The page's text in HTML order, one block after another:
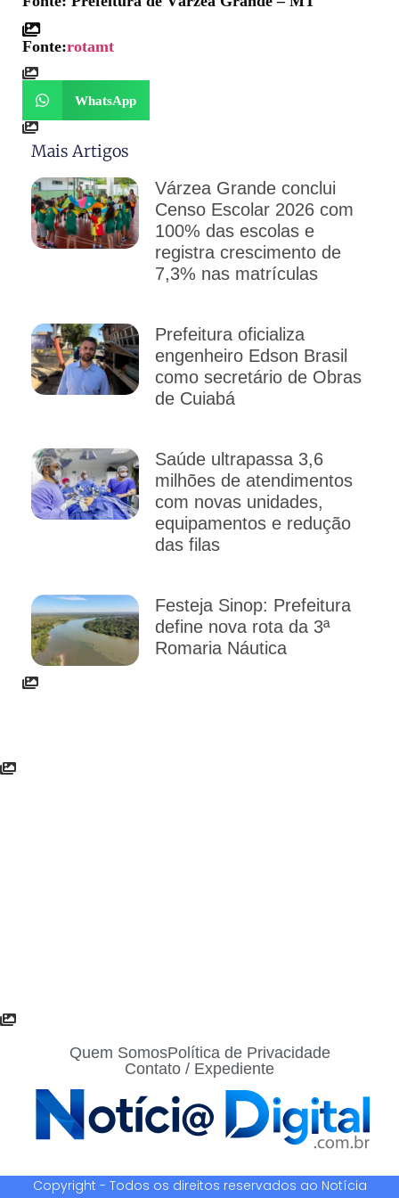
Fonte:rotamt
WhatsApp
Mais Artigos
Várzea Grande conclui
Censo Escolar 2026 com
100% das escolas e
registra crescimento de
7,3% nas matrículas
Prefeitura oficializa
engenheiro Edson Brasil
como secretário de Obras
de Cuiabá
Saúde ultrapassa 3,6
milhões de atendimentos
com novas unidades,
equipamentos e redução
das filas
Festeja Sinop: Prefeitura
define nova rota da 3ª
Romaria Náutica
Quem SomosPolítica de Privacidade
Contato / Expediente
Copyright - Todos os direitos reservados ao Notícia